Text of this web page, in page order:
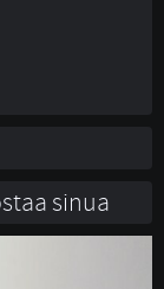
sinua